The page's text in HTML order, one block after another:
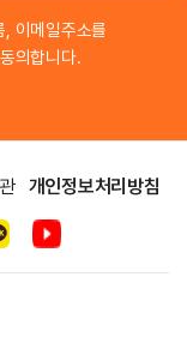
이메일주소를
의합니다.
개인정보처리방침